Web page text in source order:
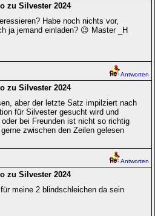
zu Silvester 2024
Habe noch nichts vor,
ja jemand einladen? 😉 Master _H
Antworten
zu Silvester 2024
aber der letzte Satz impilziert nach
für Silvester gesucht wird und
bei Freunden ist nicht so richtig
zwischen den Zeilen gelesen
Antworten
zu Silvester 2024
meine 2 blindschleichen da sein